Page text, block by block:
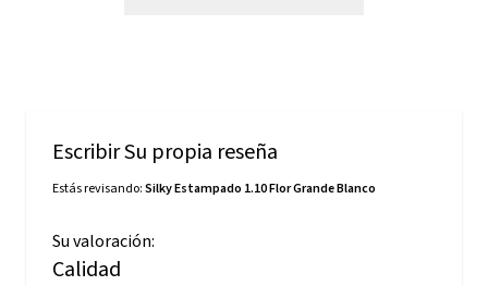
Escribir Su propia reseña
Estás revisando:Silky Estampado 1.10 Flor Grande Blanco
Su valoración:
Calidad